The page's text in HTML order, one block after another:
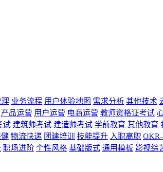
业务流程 用户体验地图 需求分析 其他技术
产品运营 用户运营 电商运营 教师资格证考试
试 建筑师考试 建造师考试 学前教育 其他教育
物流快递 团建培训 技能提升 入职离职
职场进阶 个性风格 基础版式 通用模板 影视综